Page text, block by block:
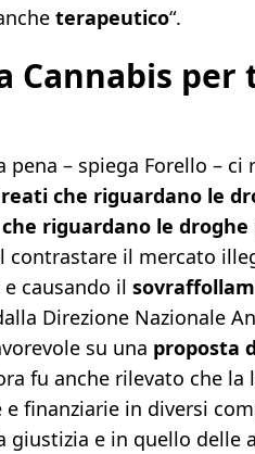
terapeutico“.
Cannabis
pena – spiega Forello –
che riguardano le
riguardano le droghe
il mercato
causando il
Direzione Nazionale
su una proposta
fu anche rilevato che la
finanziarie in diversi
giustizia e in quello delle